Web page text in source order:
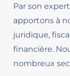
Par son
apportons à
juridique,
financière.
nombreux